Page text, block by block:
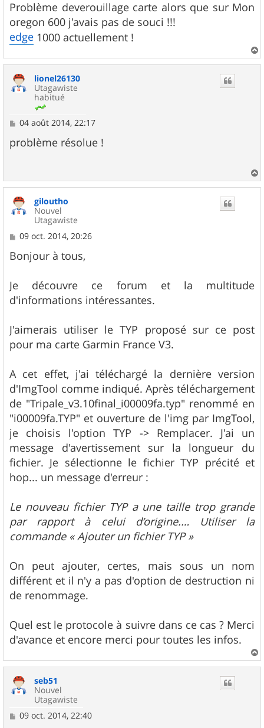
Problème deverouillage carte alors que sur Mon
oregon 600 j'avais pas de souci !!!
edge 1000 actuellement !
a
lionel26130
Utagawiste
habitué
M
s
s
04 août 2014, 22:17
problème résolue !
a
u
giloutho
Nouvel
Utagawiste
M
s
s
g
e
09 oct. 2014, 20:26
Bonjour à tous,
Je découvre ce forum et la multitude
d'informations intéressantes.
J'aimerais utiliser le TYP proposé sur ce post
pour ma carte Garmin France V3.
A cet effet, j'ai téléchargé la dernière version
d'ImgTool comme indiqué. Après téléchargement
de "Tripale_v3.10final_i00009fa.typ" renommé en
"i00009fa.TYP" et ouverture de l'img par ImgTool,
je choisis l'option TYP -> Remplacer. J'ai un
message d'avertissement sur la longueur du
fichier. Je sélectionne le fichier TYP précité et
hop... un message d'erreur :
Le nouveau fichier TYP a une taille trop grande
par rapport à celui d’origine.… Utiliser la
commande « Ajouter un fichier TYP »
On peut ajouter, certes, mais sous un nom
différent et il n'y a pas d'option de destruction ni
de renommage.
Quel est le protocole à suivre dans ce cas ? Merci
d'avance et encore merci pour toutes les infos.
a
seb51
Nouvel
Utagawiste
M
09 oct. 2014, 22:40